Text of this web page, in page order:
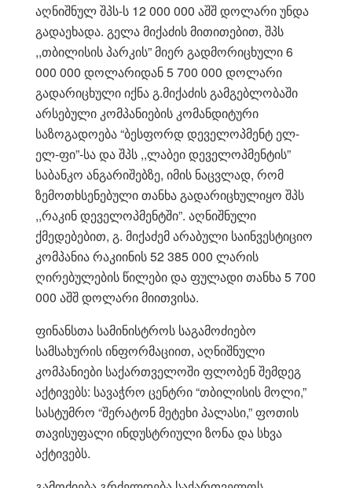
აღნიშნულ შპს-ს 12 000 000 აშშ დოლარი უნდა
გადაეხადა. გელა მიქაძის მითითებით, შპს
,,თბილისის პარკის” მიერ გადმორიცხული 6
000 000 დოლარიდან 5 700 000 დოლარი
გადარიცხული იქნა გ.მიქაძის გამგებლობაში
არსებული კომპანიების კომანდიტური
საზოგადოება “ბესფორდ დეველოპმენტ ელ-
ელ-ფი”-სა და შპს ,,ლაბეი დეველოპმენტის”
საბანკო ანგარიშებზე, იმის ნაცვლად, რომ
ზემოთხსენებული თანხა გადარიცხულიყო შპს
,,რაკინ დეველოპმენტში”. აღნიშნული
ქმედებებით, გ. მიქაძემ არაბული საინვესტიციო
კომპანია რაკიინის 52 385 000 ლარის
ღირებულების წილები და ფულადი თანხა 5 700
000 აშშ დოლარი მიითვისა.
ფინანსთა სამინისტროს საგამოძიებო
სამსახურის ინფორმაციით, აღნიშნული
კომპანიები საქართველოში ფლობენ შემდეგ
აქტივებს: სავაჭრო ცენტრი “თბილისის მოლი,”
სასტუმრო “შერატონ მეტეხი პალასი,” ფოთის
თავისუფალი ინდუსტრიული ზონა და სხვა
აქტივებს.